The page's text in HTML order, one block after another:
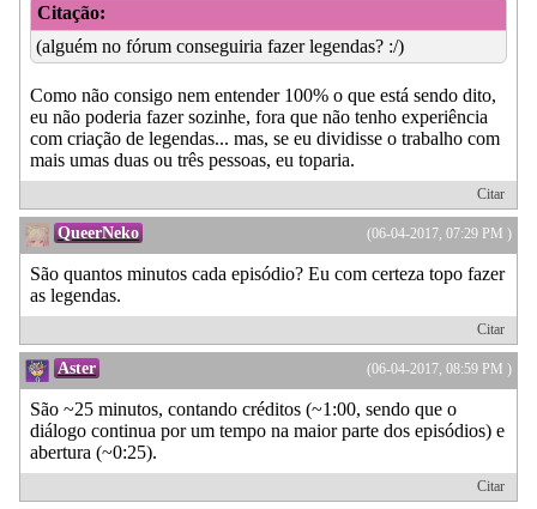
Citação:
(alguém no fórum conseguiria fazer legendas? :/)
Como não consigo nem entender 100% o que está sendo dito,
eu não poderia fazer sozinhe, fora que não tenho experiência
com criação de legendas... mas, se eu dividisse o trabalho com
mais umas duas ou três pessoas, eu toparia.
Citar
(06-04-2017, 07:29 PM )
QueerNeko
São quantos minutos cada episódio? Eu com certeza topo fazer
as legendas.
Citar
(06-04-2017, 08:59 PM )
Aster
São ~25 minutos, contando créditos (~1:00, sendo que o
diálogo continua por um tempo na maior parte dos episódios) e
abertura (~0:25).
Citar